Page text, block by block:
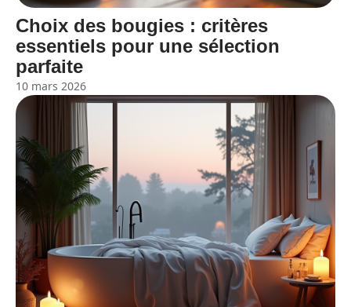
Choix des bougies : critères
essentiels pour une sélection
parfaite
10 mars 2026